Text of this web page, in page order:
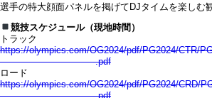
選手の特大顔面パネルを掲げてDJタイムを楽しむ
競技スケジュール（現地時間）
トラック
https://olympics.com/OG2024/pdf/PG2024/CTR/
——————————-.pdf
ロード
https://olympics.com/OG2024/pdf/PG2024/CRD/
——————————-.pdf